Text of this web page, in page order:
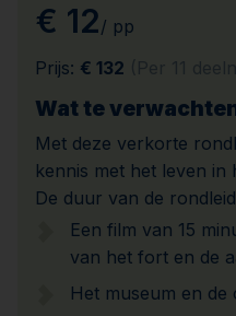
€ 12/ pp
Prijs: € 132
Wat te
Met deze verkorte
kennis met het leven in
De duur van de
Een film van 15
van het fort en de
Het museum en